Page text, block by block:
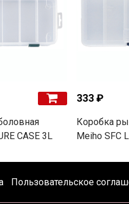
CASE 3L
333 ₽
Коробка
Meiho SFC
Пользовательское